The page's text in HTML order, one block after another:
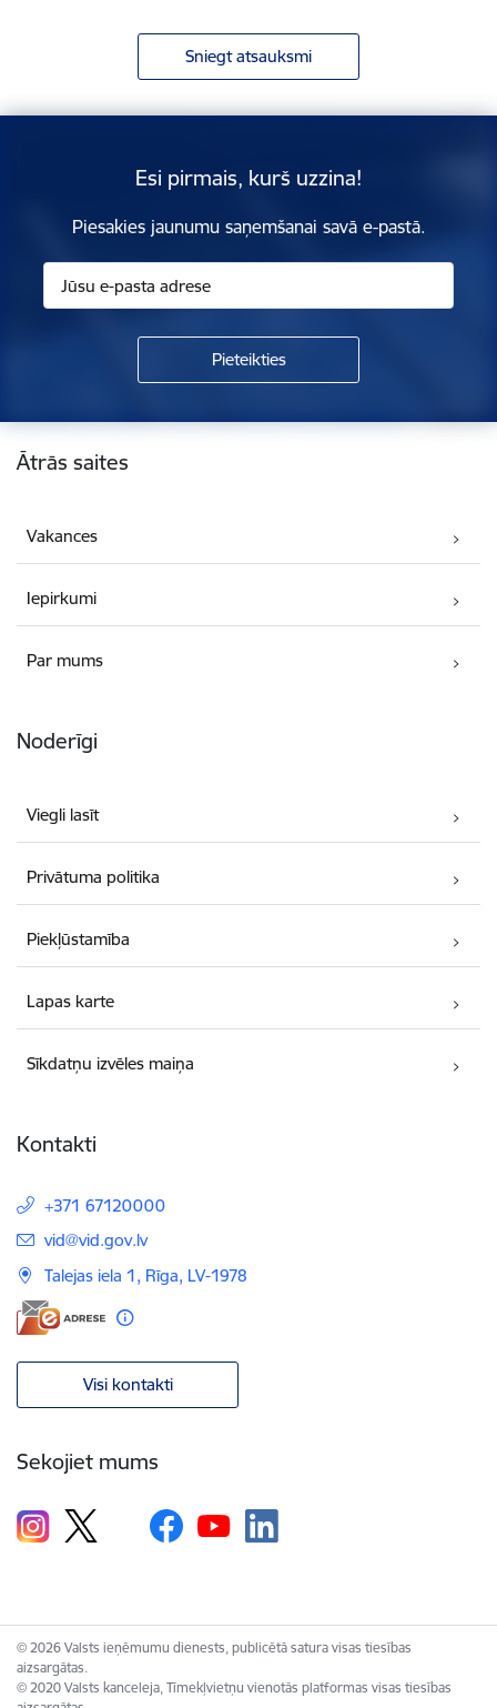
Sniegt atsauksmi
Esi pirmais, kurš uzzina!
Piesakies jaunumu saņemšanai savā e-pastā.
Kājene
Ātrās saites
Vakances
Iepirkumi
Par mums
Noderīgi
Viegli lasīt
Privātuma politika
Piekļūstamība
Lapas karte
Sīkdatņu izvēles maiņa
Kontakti
+371 67120000
E-pasts:
vid@vid.gov.lv
Talejas iela 1, Rīga, LV-1978
Visi kontakti
Sekojiet mums
© 2026 Valsts ieņēmumu dienests, publicētā satura visas tiesības
aizsargātas.
© 2020 Valsts kanceleja, Tīmekļvietņu vienotās platformas visas tiesības